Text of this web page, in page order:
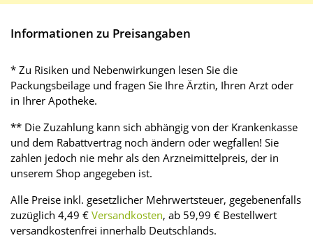
Informationen zu Preisangaben
* Zu Risiken und Nebenwirkungen lesen Sie die
Packungsbeilage und fragen Sie Ihre Ärztin, Ihren Arzt oder
in Ihrer Apotheke.
** Die Zuzahlung kann sich abhängig von der Krankenkasse
und dem Rabattvertrag noch ändern oder wegfallen! Sie
zahlen jedoch nie mehr als den Arzneimittelpreis, der in
unserem Shop angegeben ist.
Alle Preise inkl. gesetzlicher Mehrwertsteuer, gegebenenfalls
zuzüglich 4,49 € Versandkosten, ab 59,99 € Bestellwert
versandkostenfrei innerhalb Deutschlands.